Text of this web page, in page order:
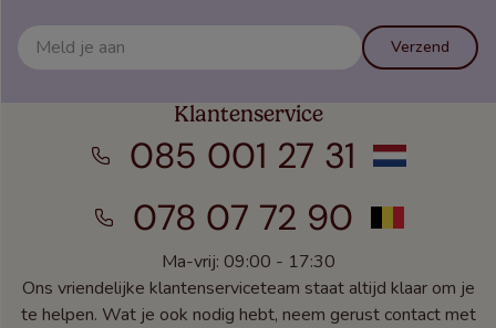
Verzend
Klantenservice
085 001 27 31
078 07 72 90
Ma-vrij: 09:00 - 17:30
Ons vriendelijke klantenserviceteam staat altijd klaar om je
te helpen. Wat je ook nodig hebt, neem gerust contact met